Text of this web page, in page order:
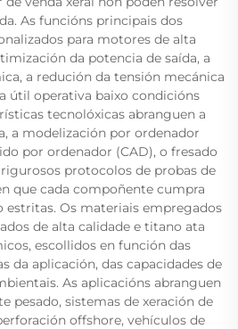
As funcións principais dos
para motores de alta
da potencia de saída, a
a redución da tensión mecánica
útil operativa baixo condicións
tecnolóxicas abranguen a
a modelización por ordenador
por ordenador (CAD), o fresado
protocolos de probas de
que cada compoñente cumpra
estritas. Os materiais empregados
de alta calidade e titano ata
escollidos en función das
da aplicación, das capacidades de
As aplicacións abranguen
pesado, sistemas de xeración de
offshore, vehículos de